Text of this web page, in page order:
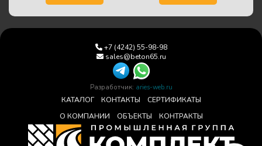
+7 (4242) 55-98-98
sales@beton65.ru
Разработчик: aries-web.ru
КАТАЛОГ КОНТАКТЫ
СЕРТИФИКАТЫ
О КОМПАНИИ
ОБЪЕКТЫ КОНТРАКТЫ